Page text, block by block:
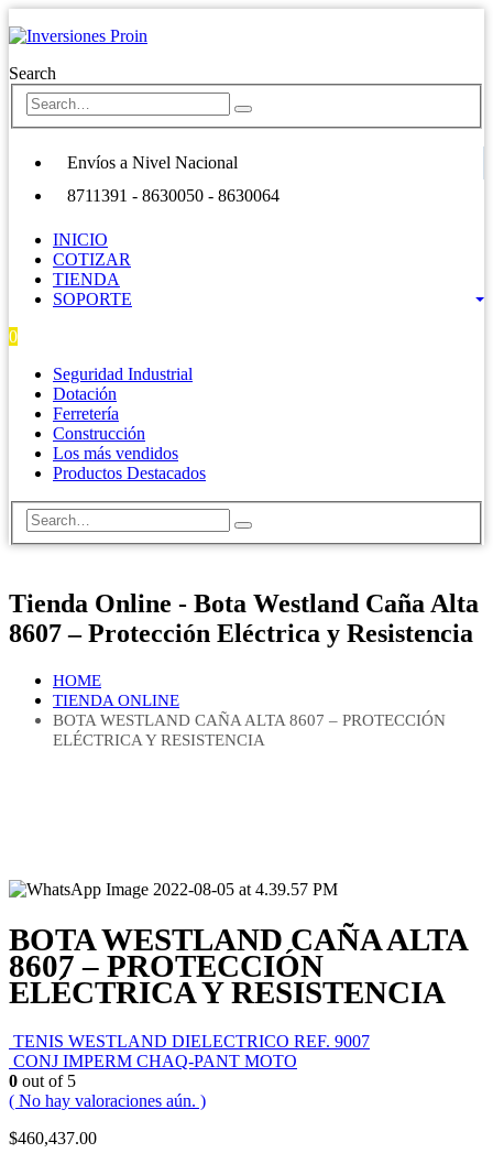
Search
Envíos a Nivel Nacional
8711391 - 8630050 - 8630064
INICIO
COTIZAR
TIENDA
SOPORTE
0
Seguridad Industrial
Dotación
Ferretería
Construcción
Los más vendidos
Productos Destacados
Tienda Online - Bota Westland Caña Alta
8607 – Protección Eléctrica y Resistencia
HOME
TIENDA ONLINE
BOTA WESTLAND CAÑA ALTA 8607 – PROTECCIÓN
ELÉCTRICA Y RESISTENCIA
BOTA WESTLAND CAÑA ALTA
8607 – PROTECCIÓN
ELÉCTRICA Y RESISTENCIA
TENIS WESTLAND DIELECTRICO REF. 9007
CONJ IMPERM CHAQ-PANT MOTO
0 out of 5
( No hay valoraciones aún. )
$460,437.00